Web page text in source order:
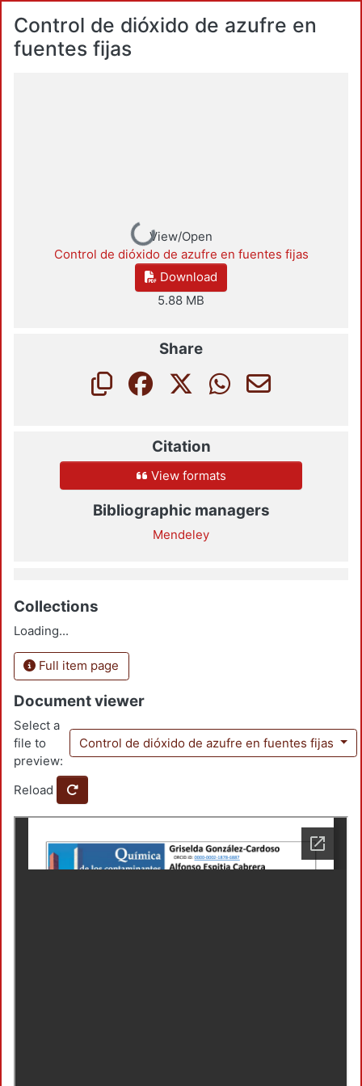
Control de dióxido de azufre en
fuentes fijas
Loading...
View/Open
Control de dióxido de azufre en fuentes fijas
Download
5.88 MB
Share
Citation
View formats
Bibliographic managers
Mendeley
Collections
Loading...
Full item page
Document viewer
Select a
file to
preview:
Control de dióxido de azufre en fuentes fijas
Reload